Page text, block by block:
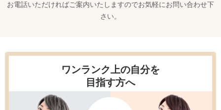
お電話いただければご案内いたしますのでお気軽にお問い合わせ下
さい。
ワンランク上の自分を
目指す方へ